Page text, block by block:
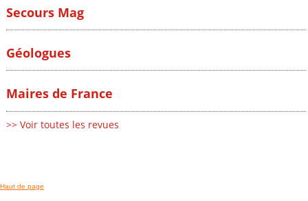
Secours Mag
Géologues
Maires de France
>> Voir toutes les revues
Haut de page